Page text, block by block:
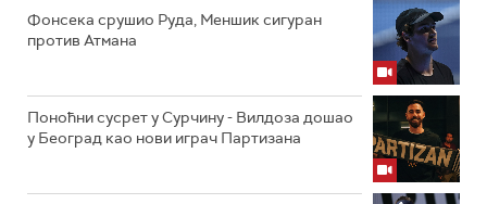
Фонсека срушио Руда, Меншик сигуран
против Атмана
Поноћни сусрет у Сурчину - Вилдоза дошао
у Београд као нови играч Партизана